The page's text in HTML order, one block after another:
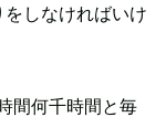
しなければいけ
間何千時間と毎